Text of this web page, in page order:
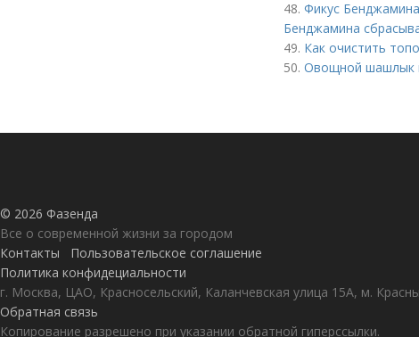
48. Фикус
Бенджамина
49. Как очистить
50. Овощной шашлык
© 2026 Фазенда
Все о современной жизни за городом
Контакты
Пользовательское соглашение
Политика конфидециальности
г. Москва, ЦАО, Красносельский, Каланчевская улица 15А, м.
Обратная связь
Копирование разрешено при указании обратной гиперссылки.